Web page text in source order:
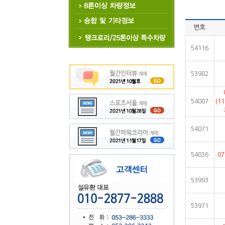
번호
54116
53982
54007
54071
54036
53993
53971